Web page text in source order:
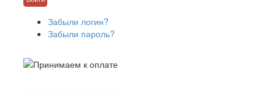
Забыли логин?
Забыли пароль?